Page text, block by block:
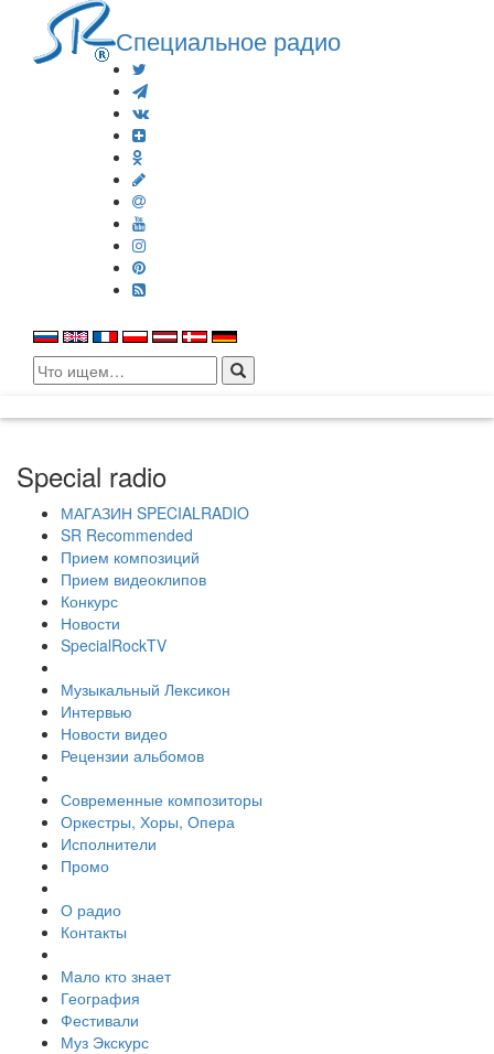
Специальное радио
Search
for:
Special radio
МАГАЗИН SPECIALRADIO
SR Recommended
Прием композиций
Прием видеоклипов
Конкурс
Новости
SpecialRockTV
Музыкальный Лексикон
Интервью
Новости видео
Рецензии альбомов
Современные композиторы
Оркестры, Хоры, Опера
Исполнители
Промо
О радио
Контакты
Мало кто знает
География
Фестивали
Муз Экскурс